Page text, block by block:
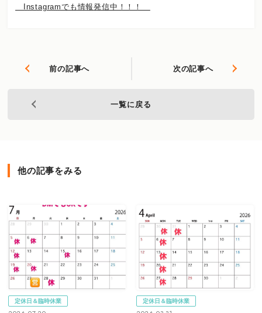
Instagramでも情報発信中！！！
前の記事へ 次の記事へ
一覧に戻る
他の記事をみる
定休日＆臨時休業 定休日＆臨時休業